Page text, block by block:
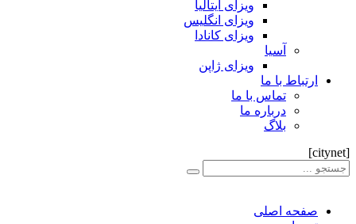
ویزای ایتالیا
ویزای انگلیس
ویزای کانادا
آسیا
ویزای ژاپن
ارتباط با ما
تماس با ما
درباره ما
بلاگ
[citynet]
صفحه اصلی